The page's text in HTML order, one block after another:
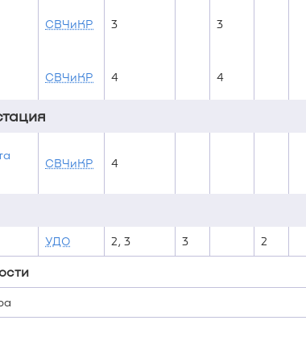
СВЧиКР 3 3
СВЧиКР 4 4
СВЧиКР 4
УДО 2, 3 3 2